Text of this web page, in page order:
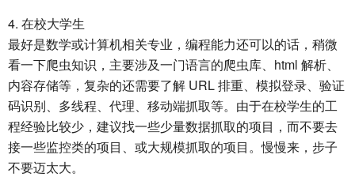
4. 在校大学生
最好是数学或计算机相关专业，编程能力还可以的话，稍微
看一下爬虫知识，主要涉及一门语言的爬虫库、html 解析、
内容存储等，复杂的还需要了解 URL 排重、模拟登录、验证
码识别、多线程、代理、移动端抓取等。由于在校学生的工
程经验比较少，建议找一些少量数据抓取的项目，而不要去
接一些监控类的项目、或大规模抓取的项目。慢慢来，步子
不要迈太大。